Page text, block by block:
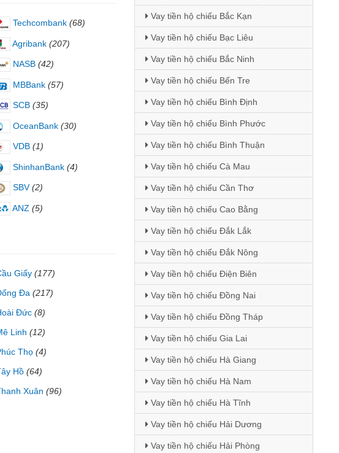
Techcombank (68)
Agribank (207)
NASB (42)
MBBank (57)
SCB (35)
OceanBank (30)
VDB (1)
ShinhanBank (4)
SBV (2)
ANZ (5)
Giấy (177)
Đa (217)
Đức (8)
Linh (12)
Thọ (4)
Hồ (64)
Xuân (96)
Vay tiền hộ chiếu Bắc Kạn
Vay tiền hộ chiếu Bạc Liêu
Vay tiền hộ chiếu Bắc Ninh
Vay tiền hộ chiếu Bến Tre
Vay tiền hộ chiếu Bình Định
Vay tiền hộ chiếu Bình Phước
Vay tiền hộ chiếu Bình Thuận
Vay tiền hộ chiếu Cà Mau
Vay tiền hộ chiếu Cần Thơ
Vay tiền hộ chiếu Cao Bằng
Vay tiền hộ chiếu Đắk Lắk
Vay tiền hộ chiếu Đắk Nông
Vay tiền hộ chiếu Điện Biên
Vay tiền hộ chiếu Đồng Nai
Vay tiền hộ chiếu Đồng Tháp
Vay tiền hộ chiếu Gia Lai
Vay tiền hộ chiếu Hà Giang
Vay tiền hộ chiếu Hà Nam
Vay tiền hộ chiếu Hà Tĩnh
Vay tiền hộ chiếu Hải Dương
Vay tiền hộ chiếu Hải Phòng